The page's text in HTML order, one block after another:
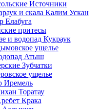
Источники
и скала Калим Ускан
Елабуга
притесы
и водопад Кукраук
ущелье
Атыш
Зубчатки
ущелье
Иремель
Торатау
Крака